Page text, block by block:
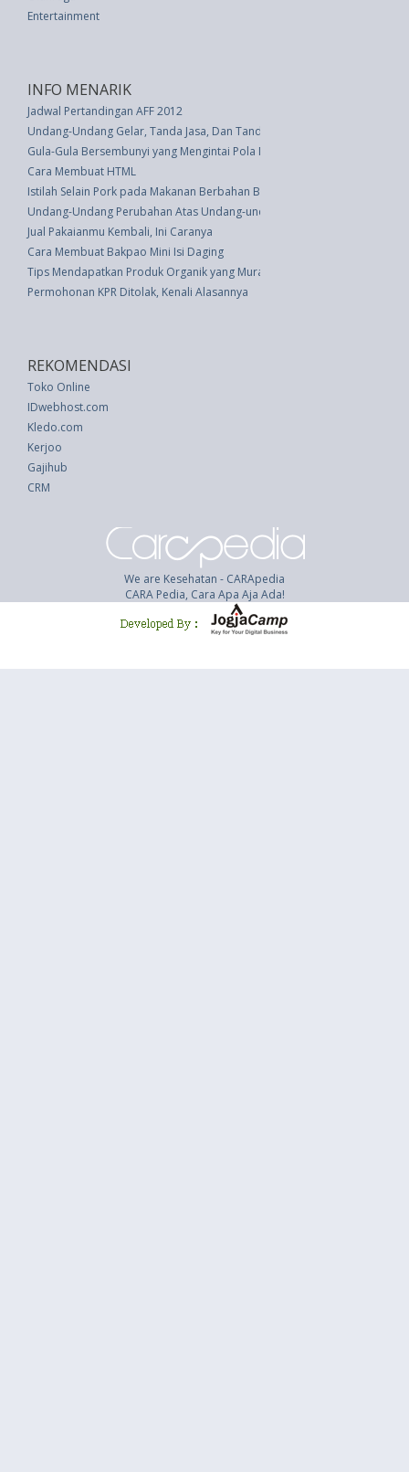
Entertainment
INFO MENARIK
Jadwal Pertandingan AFF 2012
Undang-Undang Gelar, Tanda Jasa, Dan Tanda Kehormatan (UU 20 thn
Gula-Gula Bersembunyi yang Mengintai Pola Makan Anak Anda
Cara Membuat HTML
Istilah Selain Pork pada Makanan Berbahan Babi
Undang-Undang Perubahan Atas Undang-undang Nomor 49 Tahun
Jual Pakaianmu Kembali, Ini Caranya
Cara Membuat Bakpao Mini Isi Daging
Tips Mendapatkan Produk Organik yang Murah
Permohonan KPR Ditolak, Kenali Alasannya
REKOMENDASI
Toko Online
IDwebhost.com
Kledo.com
Kerjoo
Gajihub
CRM
We are Kesehatan - CARApedia
CARA Pedia, Cara Apa Aja Ada!